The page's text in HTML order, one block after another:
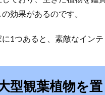
効果があるのです。
1つあると、素敵なイン
型観葉植物を